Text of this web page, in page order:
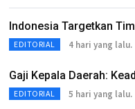
Indonesia Targetkan
EDITORIAL 4 hari yang lalu.
Gaji Kepala Daerah:
EDITORIAL 5 hari yang lalu.